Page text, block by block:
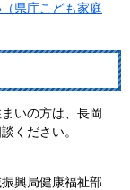
県庁こども家庭
いの方は、長岡
ください。
興局健康福祉部